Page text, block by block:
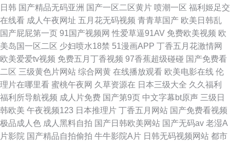
日韩 国产精品无码亚洲 国产一区二区黄片 喷潮一区 福利姬足交
在线看 成人午夜网址 五月花无码视频 青青草国产 欧美日韩乱
国产屁屁第一页 91国产视频网 性爱草逼91AV 免费欧美视频 欧
美岛国一区二区 少妇喷水18禁 51漫画APP 丁香五月花激情网
欧美爱爱tv视频 免费五月丁香视频 97香蕉超级碰碰 国产免费看
二区 三级黄色片网站 综合网黄 在线播放观看 欧美电影在线 伦
理片在哪里看 蜜桃午夜网 久草资源在 日本三级大全 久久福利
福利所导航视频 成人片免费 国产第9页 中文字幕bt原声 三级日
韩欧美 午夜视频123 日本推理片 丁香五月网站 国产免费看视频
极品成人色 成人黑料自拍 国产日韩欧美网站 国产无码av 老湿A
片影院 国产精品自拍偷拍 牛牛影院A片 日韩无码视频网站 都市